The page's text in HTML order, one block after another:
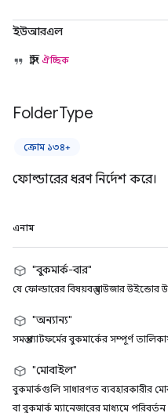
ইউআরএল
স্ট্রিং ঐচ্ছিক
FolderType
ক্রোম ১৩৪+
ফোল্ডারের ধরণ নির্দেশ করে।
এনাম
"বুকমার্ক-বার"
যে ফোল্ডারের বিষয়বস্তু ব্রাউজার উইন্ডোর
"অন্যান্য"
সমস্ত প্ল্যাটফর্মের বুকমার্কের সম্পূর্ণ
"মোবাইল"
বুকমার্কগুলি সাধারণত ব্যবহারকারীর
বা বুকমার্ক ম্যানেজারের মাধ্যমে পরিবর্তন